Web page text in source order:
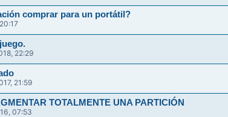
comprar para un portátil?
22:29
21:59
TOTALMENTE UNA PARTICIÓN
07:53